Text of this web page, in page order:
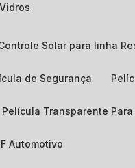
Solar para linha
de Segurança
Película Transparente
Automotivo